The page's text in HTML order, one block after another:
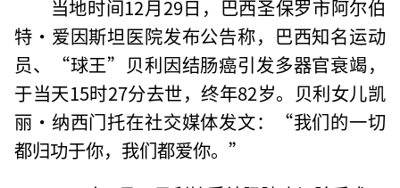
当地时间12月29日，巴西圣保罗市阿尔伯
特·爱因斯坦医院发布公告称，巴西知名运动
员、“球王”贝利因结肠癌引发多器官衰竭，
于当天15时27分去世，终年82岁。贝利女儿凯
丽·纳西门托在社交媒体发文：“我们的一切
都归功于你，我们都爱你。”